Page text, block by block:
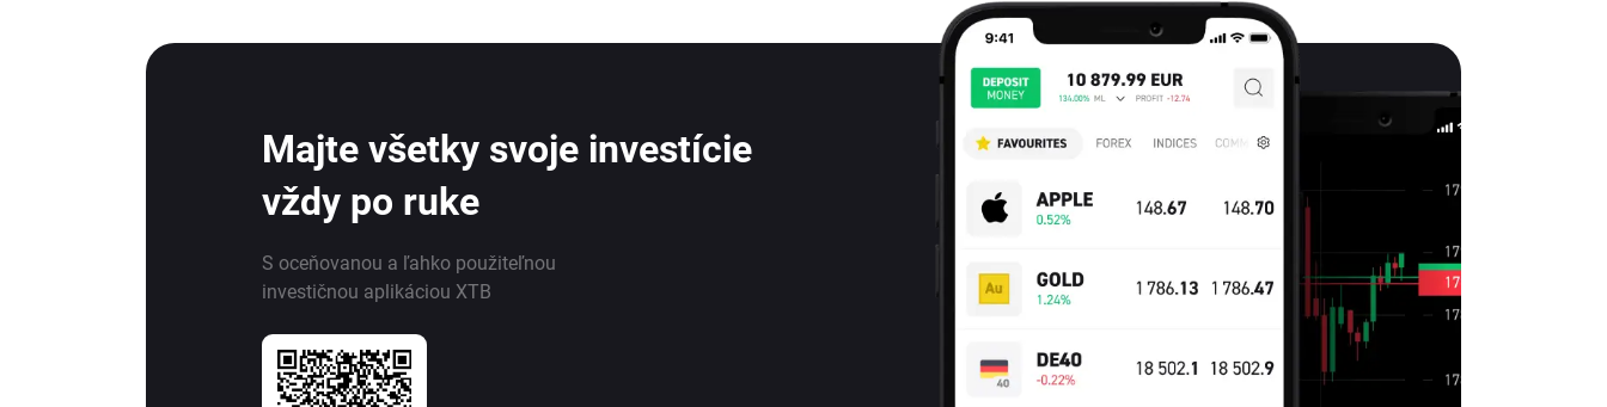
Majte všetky svoje investície
vždy po ruke
S oceňovanou a ľahko použiteľnou
investičnou aplikáciou XTB